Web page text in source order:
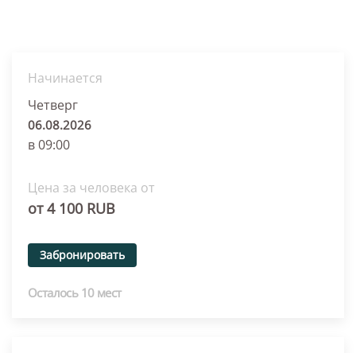
Начинается
Четверг
06.08.2026
в 09:00
Цена за человека от
от 4 100 RUB
Забронировать
Осталось 10 мест